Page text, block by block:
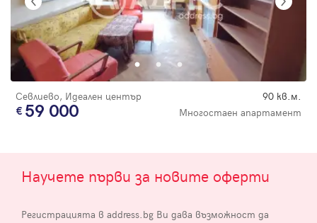
Севлиево, Идеален център 90 кв.м.
59 000 Многостаен апартамент
Научете първи за новите оферти
Регистрацията в address.bg Ви дава възможност да